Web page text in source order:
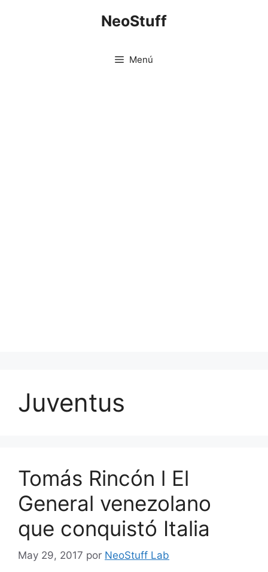
NeoStuff
Menú
Juventus
Tomás Rincón l El
General venezolano
que conquistó Italia
May 29, 2017 por NeoStuff Lab